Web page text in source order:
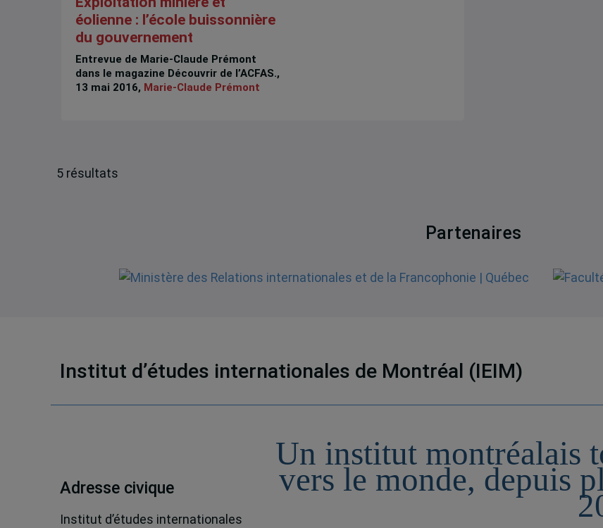
éolienne : l’école buissonnière
du gouvernement
Entrevue de Marie-Claude Prémont
dans le magazine Découvrir de l’ACFAS.,
13 mai 2016, Marie-Claude Prémont
5 résultats
Partenaires
Institut d’études internationales de Montréal (IEIM)
Adresse civique
Institut d’études internationales
Un institut montréalais
vers le monde, depuis